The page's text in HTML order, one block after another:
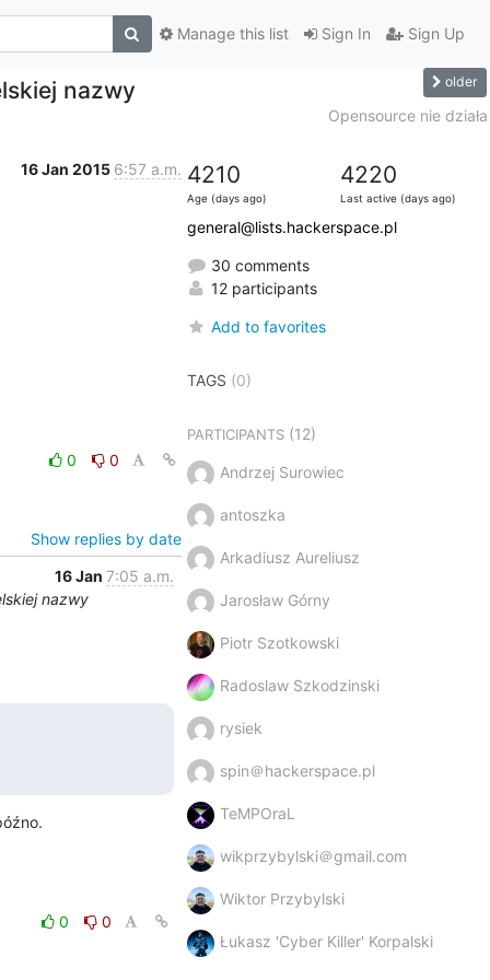
Sign In Sign Up
Manage this list
nazwy older
Opensource nie działa
16 Jan 2015 6:57 a.m.
0
0
Show replies by date
16 Jan 7:05 a.m.
nazwy
0
0
4210
Age (days ago)
4220
Last active (days ago)
general@lists.hackerspace.pl
30 comments
12 participants
Add to favorites
TAGS (0)
PARTICIPANTS(12)
Andrzej Surowiec
antoszka
Arkadiusz Aureliusz
Jarosław Górny
Piotr Szotkowski
Radoslaw Szkodzinski
rysiek
spin＠hackerspace.pl
TeMPOraL
wikprzybylski＠gmail.com
Wiktor Przybylski
Łukasz 'Cyber Killer' Korpalski